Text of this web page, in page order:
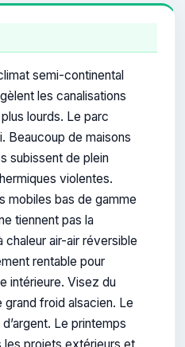
semi-continental
les canalisations
lourds. Le parc
Beaucoup de maisons
subissent de plein
violentes.
mobiles bas de gamme
tiennent pas la
air-air réversible
rentable pour
intérieure. Visez du
froid alsacien. Le
Le printemps